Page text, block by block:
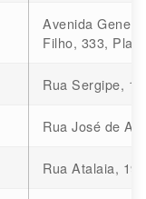
Avenida
Filho, 333,
Rua Sergipe,
Rua José de
Rua Atalaia,